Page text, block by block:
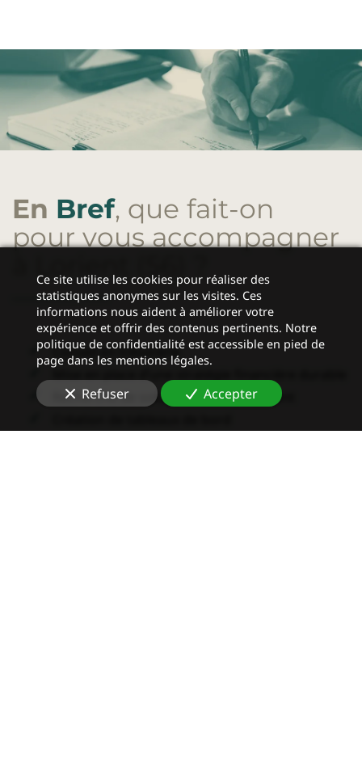
En Bref, que fait-on
pour vous accompagner
Conseil entrésorerie
Recherche de solutions de financement
Ce site utilise les cookies pour réaliser des
statistiques anonymes sur les visites. Ces
informations nous aident à améliorer votre
expérience et offrir des contenus pertinents. Notre
politique de confidentialité est accessible en pied de
page dans les mentions légales.
Refuser Accepter